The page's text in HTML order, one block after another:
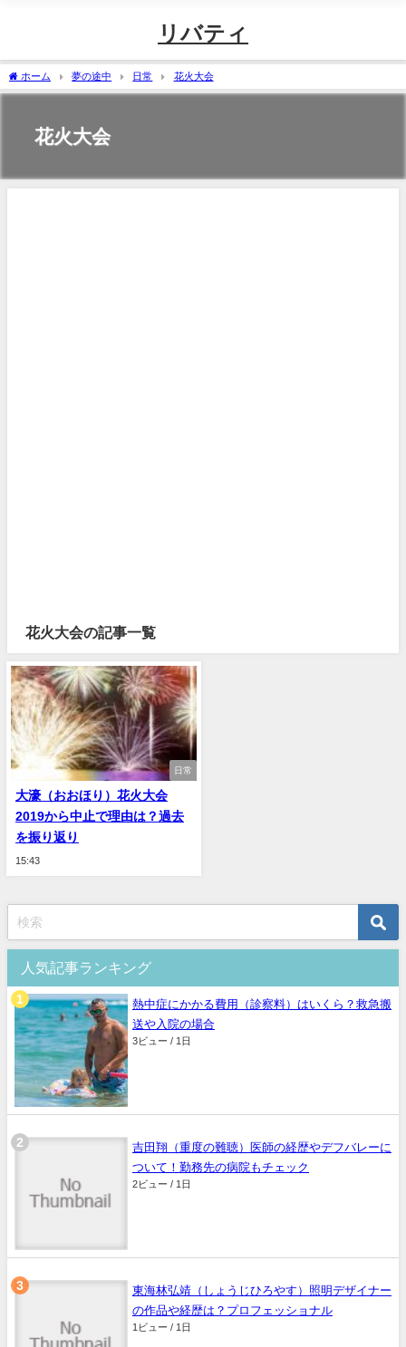
リバティ
ホーム 夢の途中 日常 花火大会
花火大会
花火大会の記事一覧
日常
大濠（おおほり）花火大会
2019から中止で理由は？過去
を振り返り
15:43
人気記事ランキング
熱中症にかかる費用（診察料）はいくら？救急搬
送や入院の場合
3ビュー / 1日
吉田翔（重度の難聴）医師の経歴やデフバレーに
ついて！勤務先の病院もチェック
2ビュー / 1日
東海林弘靖（しょうじひろやす）照明デザイナー
の作品や経歴は？プロフェッショナル
1ビュー / 1日